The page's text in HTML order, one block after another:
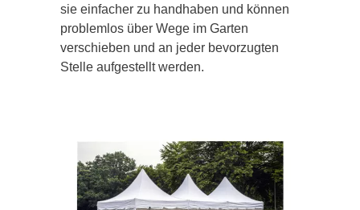
sie einfacher zu handhaben und können
problemlos über Wege im Garten
verschieben und an jeder bevorzugten
Stelle aufgestellt werden.